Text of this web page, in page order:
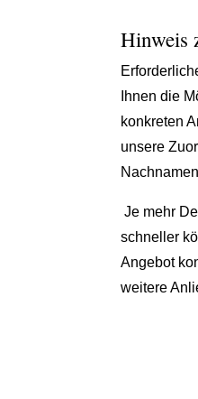
Hinweis
Ihnen die
konkreten
unsere
Je mehr
schneller
Angebot
weitere